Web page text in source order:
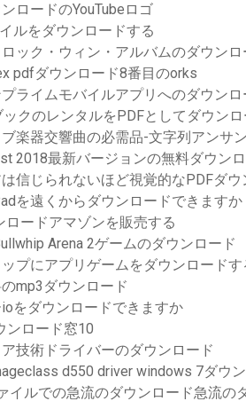
ロードのYouTubeロゴ
ルをダウンロードする
ック・ウィン・アルバムのダウンロ
pdfダウンロード8番目のorks
ライムモバイルアプリへのダウンロ
ックのレンタルをPDFとしてダウン
楽器交響曲の必需品-文字列アンサ
2018最新バージョンの無料ダウン
信じられないほど視覚的なPDFダ
を遠くからダウンロードできますか
ロードアマゾンを販売する
Arena 2ゲームのダウンロード
プにアプリゲームをダウンロード
mp3ダウンロード
をダウンロードできますか
ンロード窓10
技術ドライバーのダウンロード
d550 driver windows 7ダウ
イルでの急流のダウンロード急流の